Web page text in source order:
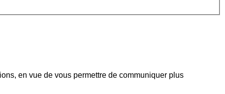
en vue de vous permettre de communiquer plus